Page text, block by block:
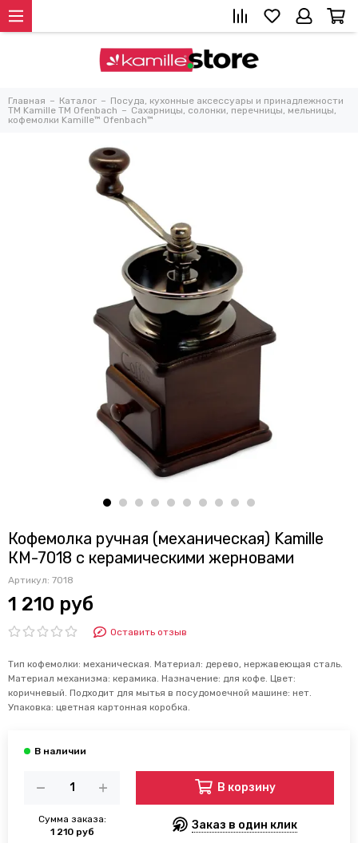
Главная Каталог
Посуда, кухонные аксессуары и принадлежности
TM Kamille TM Ofenbach
Сахарницы, солонки, перечницы, мельницы,
кофемолки Kamille™ Ofenbach™
Кофемолка ручная (механическая) Kamille
КМ-7018 с керамическими жерновами
Артикул: 7018
1 210 руб
Оставить отзыв
Тип кофемолки: механическая. Материал: дерево, нержавеющая сталь.
Материал механизма: керамика. Назначение: для кофе. Цвет:
коричневый. Подходит для мытья в посудомоечной машине: нет.
Упаковка: цветная картонная коробка.
Сумма заказа:
1 210 руб
В корзину
Заказ в один клик